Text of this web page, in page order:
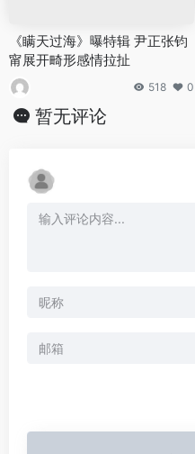
《瞒天过海》曝特辑 尹正张钧
甯展开畸形感情拉扯
518 0
暂无评论